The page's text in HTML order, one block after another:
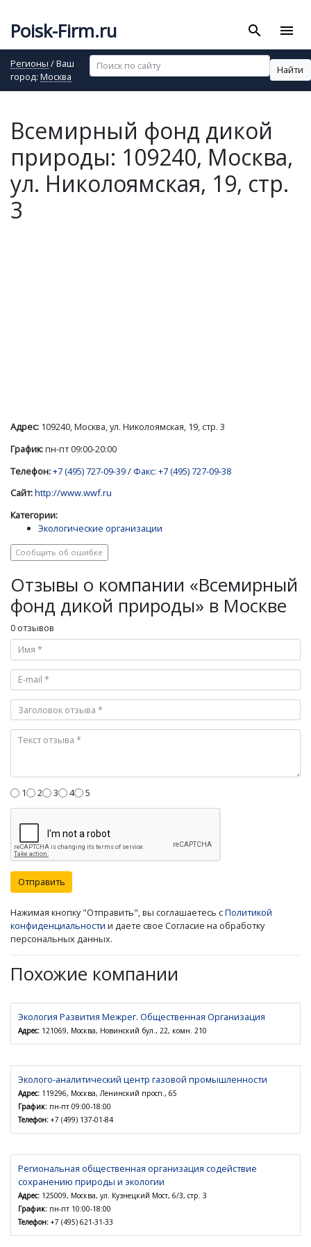
Poisk-Firm.ru search menu
Регионы / Ваш
город: Москва
Найти
Всемирный фонд дикой
природы: 109240, Москва,
ул. Николоямская, 19, стр.
3
Адрес: 109240, Москва, ул. Николоямская, 19, стр. 3
График:пн-пт 09:00-20:00
Телефон:+7 (495) 727-09-39/ Факс: +7 (495) 727-09-38
Сайт:http://www.wwf.ru
Категории:
Экологические организации
Сообщить об ошибке
Отзывы о компании «Всемирный
фонд дикой природы» в Москве
0 отзывов
1 2 3 4 5
Отправить
Нажимая кнопку "Отправить", вы соглашаетесь сПолитикой
конфиденциальности и даете свое Согласие на обработку
персональных данных.
Похожие компании
Экология Развития Межрег. Общественная Организация
Адрес: 121069, Москва, Новинский бул., 22, комн. 210
Эколого-аналитический центр газовой промышленности
Адрес: 119296, Москва, Ленинский просп., 65
График: пн-пт 09:00-18:00
Телефон: +7 (499) 137-01-84
Региональная общественная организация содействие
сохранению природы и экологии
Адрес: 125009, Москва, ул. Кузнецкий Мост, 6/3, стр. 3
График: пн-пт 10:00-18:00
Телефон: +7 (495) 621-31-33